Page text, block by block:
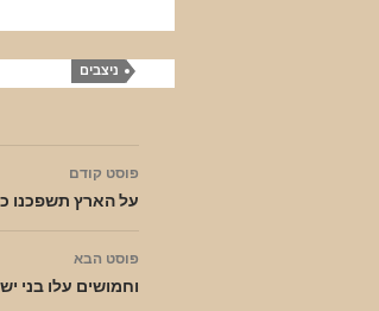
ניצבים
ניווט
בפוסטים
פוסט קודם
על הארץ תשפכנו
פוסט הבא
וחמושים עלו בני